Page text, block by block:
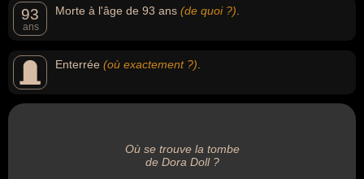
93
ans
Morte à l'âge de 93 ans (de quoi ?)
Enterrée (où exactement ?)
Où se trouve la tombe
de Dora Doll ?